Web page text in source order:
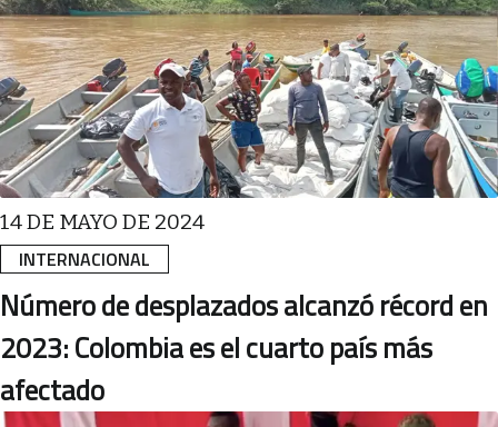
INTERNACIONAL
14 DE MAYO DE 2024
Número de desplazados alcanzó récord en
2023: Colombia es el cuarto país más
afectado